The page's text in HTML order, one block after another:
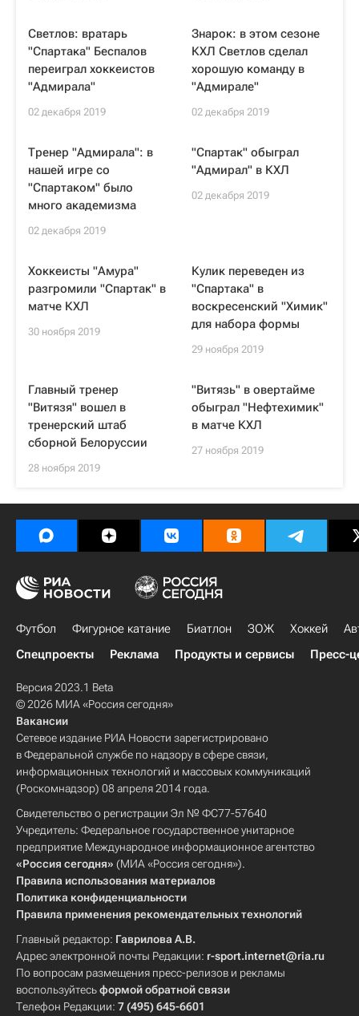
Светлов: вратарь
"Спартака" Беспалов
переиграл хоккеистов
"Адмирала"
02 декабря 2019
Знарок: в этом сезоне
КХЛ Светлов сделал
хорошую команду в
"Адмирале"
02 декабря 2019
Тренер "Адмирала": в
нашей игре со
"Спартаком" было
много академизма
02 декабря 2019
"Спартак" обыграл
"Адмирал" в КХЛ
02 декабря 2019
Хоккеисты "Амура"
разгромили "Спартак" в
матче КХЛ
30 ноября 2019
Кулик переведен из
"Спартака" в
воскресенский "Химик"
для набора формы
29 ноября 2019
Главный тренер
"Витязя" вошел в
тренерский штаб
сборной Белоруссии
28 ноября 2019
"Витязь" в овертайме
обыграл "Нефтехимик"
в матче КХЛ
27 ноября 2019
Футбол Фигурное катание Биатлон ЗОЖ Хоккей
Спецпроекты
Реклама Продукты и сервисы Пресс-
Версия 2023.1 Beta
© 2026 МИА «Россия сегодня»
Вакансии
Сетевое издание РИА Новости зарегистрировано
в Федеральной службе по надзору в сфере связи,
информационных технологий и массовых коммуникаций
(Роскомнадзор) 08 апреля 2014 года.
Свидетельство о регистрации Эл № ФС77-57640
Учредитель: Федеральное государственное унитарное
предприятие Международное информационное агентство
«Россия сегодня» (МИА «Россия сегодня»).
Правила использования материалов
Политика конфиденциальности
Правила применения рекомендательных технологий
Главный редактор: Гаврилова А.В.
Адрес электронной почты Редакции: r-sport.internet@ria.ru
По вопросам размещения пресс-релизов и рекламы
воспользуйтесьформой обратной связи
Телефон Редакции: 7 (495) 645-6601